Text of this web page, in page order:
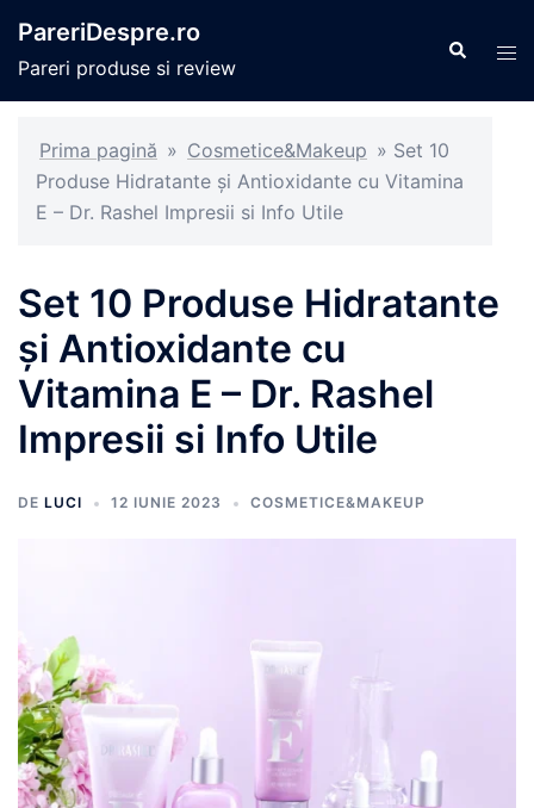
conținut
PareriDespre.ro
Pareri produse si review
Caută
Prima pagină » Cosmetice&Makeup » Set 10
Produse Hidratante și Antioxidante cu Vitamina
E – Dr. Rashel Impresii si Info Utile
Set 10 Produse Hidratante
și Antioxidante cu
Vitamina E – Dr. Rashel
Impresii si Info Utile
DE LUCI 12 IUNIE 2023 COSMETICE&MAKEUP